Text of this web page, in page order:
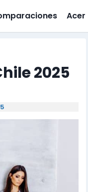
Acer
2025